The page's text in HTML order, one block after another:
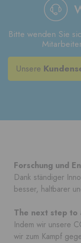
Bitte wenden Sie
Unsere
Forschung und
Dank ständiger
besser, haltbarer
The next step to
Indem wir unsere
wir zum Kampf